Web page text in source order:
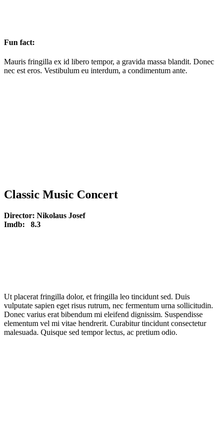
Fun fact:
Mauris fringilla ex id libero tempor, a gravida massa blandit. Donec
nec est eros. Vestibulum eu interdum, a condimentum ante.
Classic Music Concert
Director: Nikolaus Josef
Imdb:
8.3
Ut placerat fringilla dolor, et fringilla leo tincidunt sed. Duis
vulputate sapien eget risus rutrum, nec fermentum urna sollicitudin.
Donec varius erat bibendum mi eleifend dignissim. Suspendisse
elementum vel mi vitae hendrerit. Curabitur tincidunt consectetur
malesuada. Quisque sed tempor lectus, ac pretium odio.